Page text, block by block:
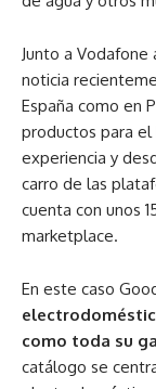
Junto a Vodafone
noticia
España como en
productos para el
experiencia y
carro de las
cuenta con unos
marketplace.
En este caso
como toda su
catálogo se